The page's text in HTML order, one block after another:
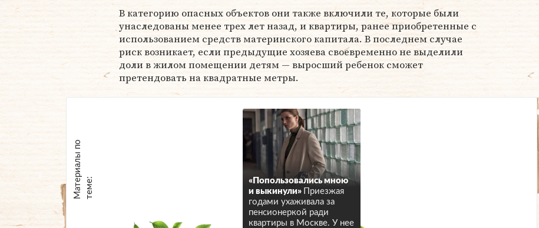
В категорию опасных объектов они также включили те, которые были
унаследованы менее трех лет назад, и квартиры, ранее приобретенные с
использованием средств материнского капитала. В последнем случае
риск возникает, если предыдущие хозяева своевременно не выделили
доли в жилом помещении детям — выросший ребенок сможет
претендовать на квадратные метры.
М
а
т е
р
и
а
л
ы
п
о
т
е
м
е :
«Попользовались мною
и выкинули»
Приезжая
годами ухаживала за
пенсионеркой ради
квартиры в Москве. У нее